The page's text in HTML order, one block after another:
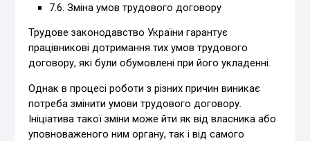
7.6. Зміна умов трудового договору
Трудове законодавство України гарантує
працівникові дотримання тих умов трудового
договору, які були обумовлені при його укладенні.
Однак в процесі роботи з різних причин виникає
потреба змінити умови трудового договору.
Ініціатива такої зміни може йти як від власника або
уповноваженого ним органу, так і від самого